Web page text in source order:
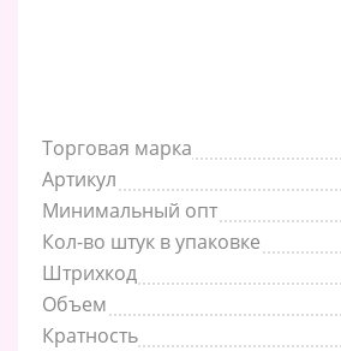
Торговая марка
Артикул
Минимальный опт
Кол-во штук в упаковке
Штрихкод
Объем
Кратность